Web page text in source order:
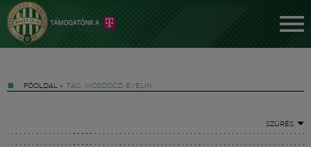
FŐOLDAL » TAG: MOSDÓCZI EVELIN
SZŰRÉS